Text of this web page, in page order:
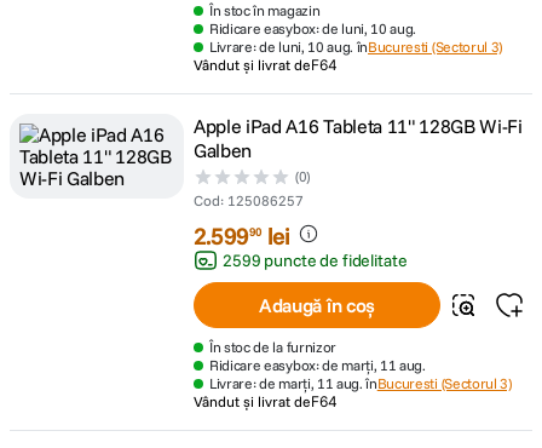
În stoc în magazin
Ridicare easybox: de luni, 10 aug.
Livrare: de luni, 10 aug. înBucuresti (Sectorul 3)
Vândut și livrat deF64
Apple iPad A16 Tableta 11" 128GB Wi-Fi
Galben
(0)
Cod: 125086257
2.59990 lei
2599 puncte de fidelitate
Adaugă în coș
În stoc de la furnizor
Ridicare easybox: de marți, 11 aug.
Livrare: de marți, 11 aug. înBucuresti (Sectorul 3)
Vândut și livrat deF64